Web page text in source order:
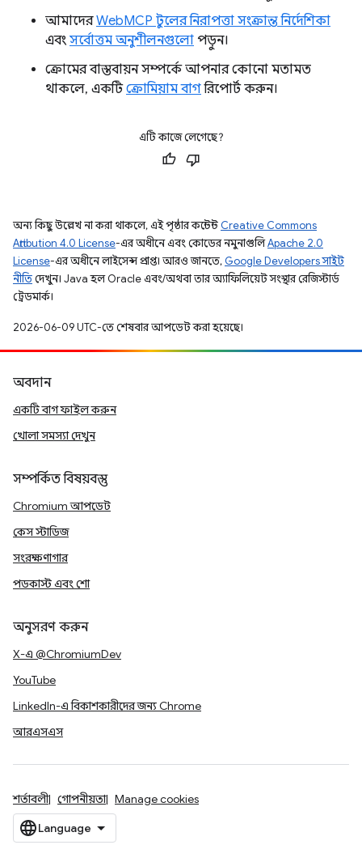
আমাদেরWebMCP টুলের নিরাপত্তা সংক্রান্ত নির্দেশিকা
এবং সর্বোত্তম অনুশীলনগুলো পড়ুন।
ক্রোমের বাস্তবায়ন সম্পর্কে আপনার কোনো মতামত
থাকলে, একটিক্রোমিয়াম বাগরিপোর্ট করুন।
এটি কাজে লেগেছে?
অন্য কিছু উল্লেখ না করা থাকলে, এই পৃষ্ঠার কন্টেন্ট Creative Commons
Attribution 4.0 License-এর অধীনে এবং কোডের নমুনাগুলিApache 2.0
License-এর অধীনে লাইসেন্স প্রাপ্ত। আরও জানতে, Google Developers সাইট
নীতিদেখুন। Java হল Oracle এবং/অথবা তার অ্যাফিলিয়েট সংস্থার রেজিস্টার্ড
ট্রেডমার্ক।
2026-06-09 UTC-তে শেষবার আপডেট করা হয়েছে।
অবদান
একটি বাগ ফাইল করুন
খোলা সমস্যা দেখুন
সম্পর্কিত বিষয়বস্তু
Chromium আপডেট
কেস স্টাডিজ
সংরক্ষণাগার
পডকাস্ট এবং শো
অনুসরণ করুন
X-এ @ChromiumDev
YouTube
LinkedIn-এ বিকাশকারীদের জন্য Chrome
আরএসএস
শর্তাবলী গোপনীয়তা Manage cookies